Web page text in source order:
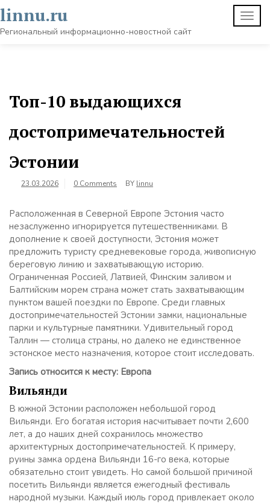
Skip
to
content
linnu.ru
Региональный информационно-новостной сайт
Топ-10 выдающихся
достопримечательностей
Эстонии
23.03.2026 0 Comments BY linnu
Расположенная в Северной Европе Эстония часто
незаслуженно игнорируется путешественниками. В
дополнение к своей доступности, Эстония может
предложить туристу средневековые города, живописную
береговую линию и захватывающую историю.
Ограниченная Россией, Латвией, Финским заливом и
Балтийским морем страна может стать захватывающим
пунктом вашей поездки по Европе. Среди главных
достопримечательностей Эстонии замки, национальные
парки и культурные памятники. Удивительный город
Таллин — столица страны, но далеко не единственное
эстонское место назначения, которое стоит исследовать.
Запись относится к месту: Европа
Вильянди
В южной Эстонии расположен небольшой город
Вильянди. Его богатая история насчитывает почти 2,600
лет, а до наших дней сохранилось множество
архитектурных достопримечательностей. К примеру,
руины замка ордена Вильянди 16-го века, которые
обязательно стоит увидеть. Но самой большой причиной
посетить Вильянди является ежегодный фестиваль
народной музыки. Каждый июль город привлекает около